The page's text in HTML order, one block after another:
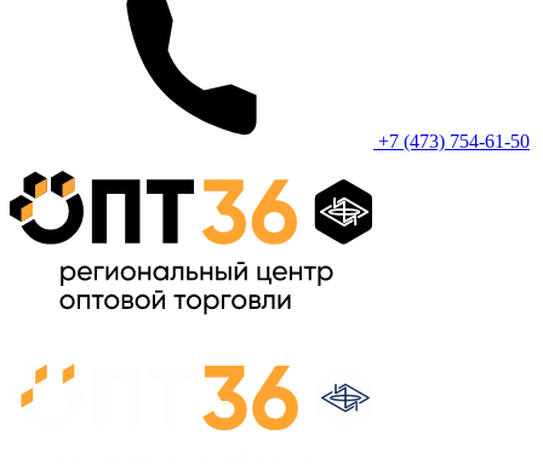
+7 (473) 754-61-50